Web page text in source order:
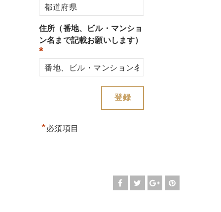
住所（番地、ビル・マンショ
ン名まで記載お願いします）
*
*必須項目